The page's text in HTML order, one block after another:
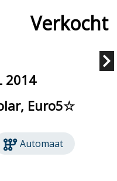
Verkocht
2014
Euro5☆
Automaat